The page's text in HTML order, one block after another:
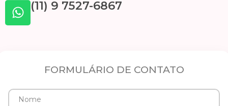
(11) 9 7527-6867
FORMULÁRIO DE CONTATO
Nome